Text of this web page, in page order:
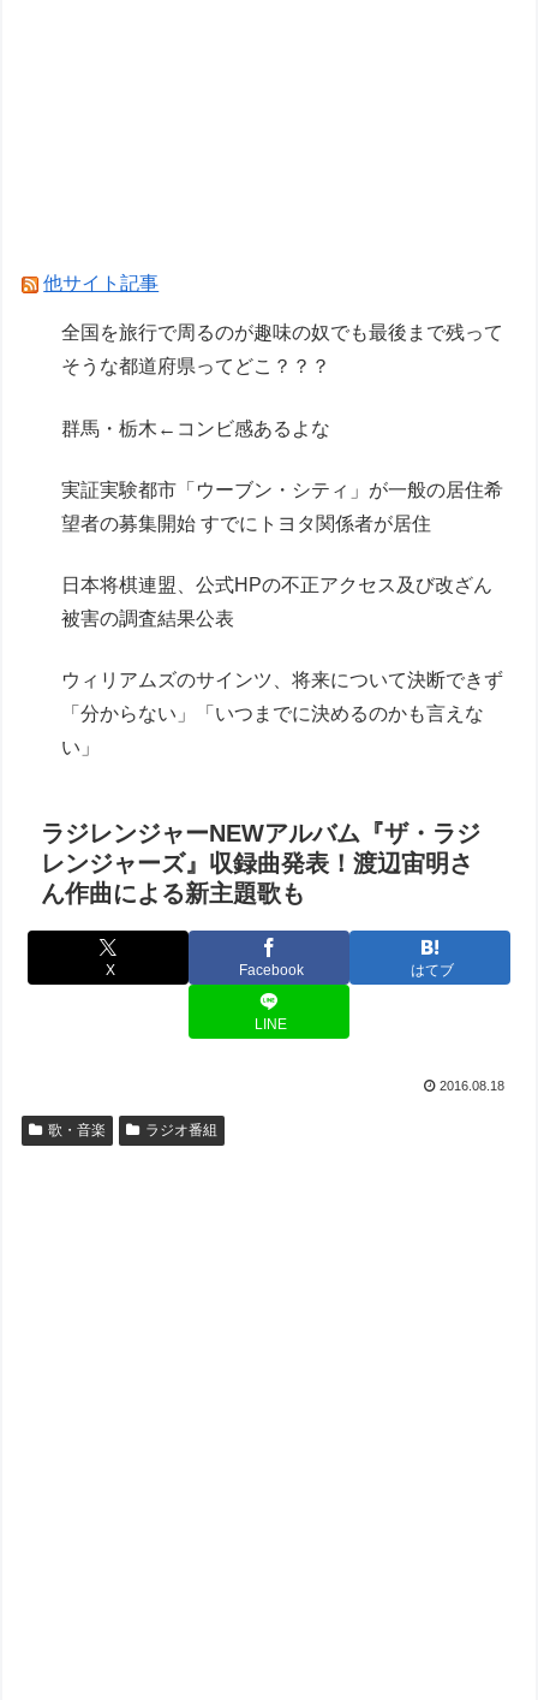
Powered by livedoor 相互RSS
他サイト記事
全国を旅行で周るのが趣味の奴でも最後まで残って
そうな都道府県ってどこ？？？
群馬・栃木←コンビ感あるよな
実証実験都市「ウーブン・シティ」が一般の居住希
望者の募集開始 すでにトヨタ関係者が居住
日本将棋連盟、公式HPの不正アクセス及び改ざん
被害の調査結果公表
ウィリアムズのサインツ、将来について決断できず
「分からない」「いつまでに決めるのかも言えな
い」
ラジレンジャーNEWアルバム『ザ・ラジ
レンジャーズ』収録曲発表！渡辺宙明さ
ん作曲による新主題歌も
X Facebook はてブ
LINE
2016.08.18
歌・音楽 ラジオ番組